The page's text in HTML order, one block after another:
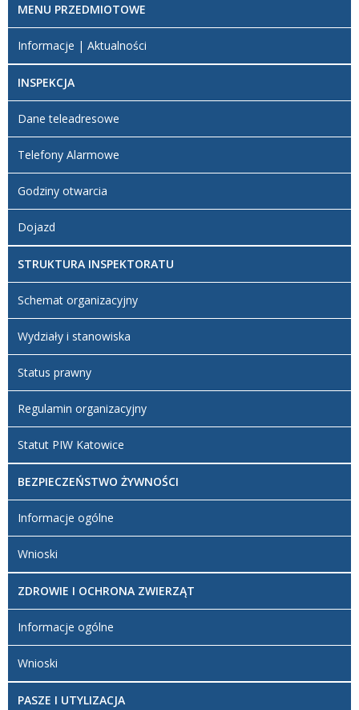
MENU PRZEDMIOTOWE
Informacje | Aktualności
INSPEKCJA
Dane teleadresowe
Telefony Alarmowe
Godziny otwarcia
Dojazd
STRUKTURA INSPEKTORATU
Schemat organizacyjny
Wydziały i stanowiska
Status prawny
Regulamin organizacyjny
Statut PIW Katowice
BEZPIECZEŃSTWO ŻYWNOŚCI
Informacje ogólne
Wnioski
ZDROWIE I OCHRONA ZWIERZĄT
Informacje ogólne
Wnioski
PASZE I UTYLIZACJA